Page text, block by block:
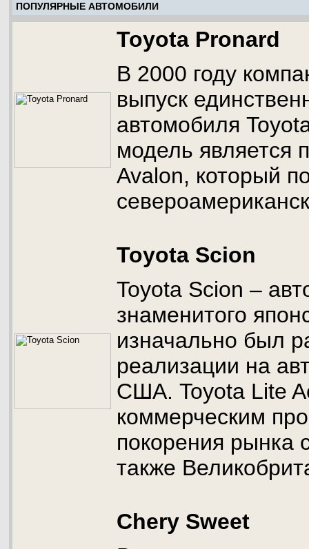
ПОПУЛЯРНЫЕ АВТОМОБИЛИ
Toyota Pronard
В 2000 году
выпуск
автомобиля
модель является
Avalon, который
Toyota Scion
Toyota Scion –
знаменитого
изначально был
реализации на
США. Toyota Lite
коммерческим
покорения рынка
также
Chery Sweet